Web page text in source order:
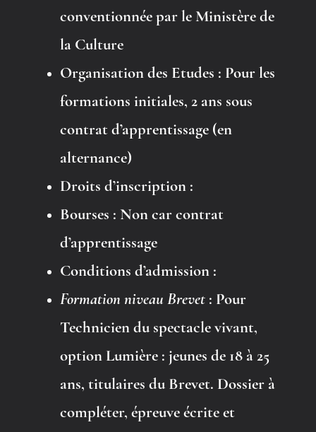
conventionnée par le Ministère de
la Culture
Organisation des Etudes : Pour les
formations initiales, 2 ans sous
contrat d’apprentissage (en
alternance)
Droits d’inscription :
Bourses : Non car contrat
d’apprentissage
Conditions d’admission :
Formation niveau Brevet: Pour
Technicien du spectacle vivant,
option Lumière : jeunes de 18 à 25
ans, titulaires du Brevet. Dossier à
compléter, épreuve écrite et